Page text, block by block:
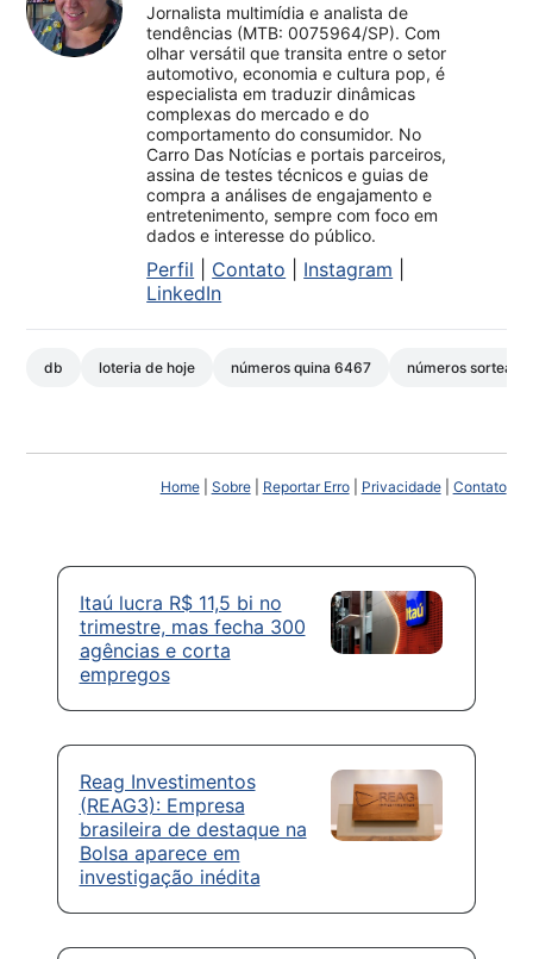
Jornalista multimídia e analista de
tendências (MTB: 0075964/SP). Com
olhar versátil que transita entre o setor
automotivo, economia e cultura pop, é
especialista em traduzir dinâmicas
complexas do mercado e do
comportamento do consumidor. No
Carro Das Notícias e portais parceiros,
assina de testes técnicos e guias de
compra a análises de engajamento e
entretenimento, sempre com foco em
dados e interesse do público.
Perfil Contato Instagram
LinkedIn
db loteria de hoje números quina 6467 números
Home| Sobre| Reportar Erro| Privacidade| Contato
Itaú lucra R$ 11,5 bi no
trimestre, mas fecha 300
agências e corta
empregos
Reag Investimentos
(REAG3): Empresa
brasileira de destaque na
Bolsa aparece em
investigação inédita